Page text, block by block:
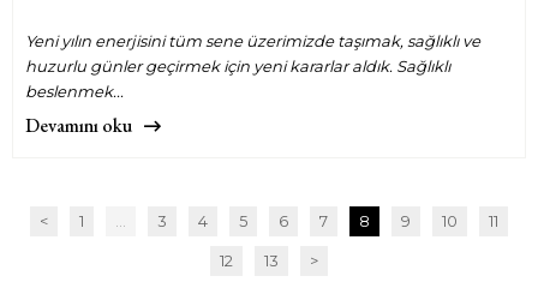
Yeni yılın enerjisini tüm sene üzerimizde taşımak, sağlıklı ve
huzurlu günler geçirmek için yeni kararlar aldık. Sağlıklı
beslenmek...
Devamını oku
< 1 ... 3 4 5 6 7 8 9 10 11
12 13 >